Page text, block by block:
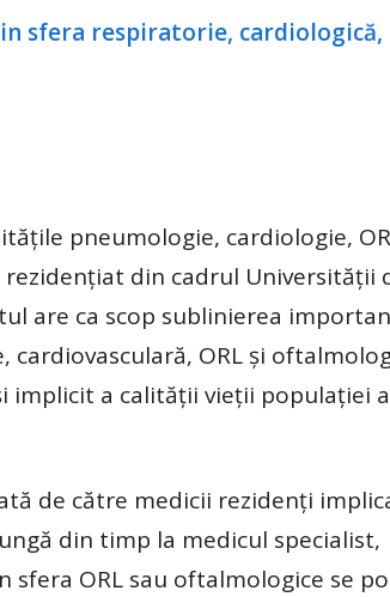
pneumologie, cardiologie,
din cadrul Universităţii
are ca scop sublinierea
ORL şi
implicit a calităţii vieţii populaţiei
de către medicii rezidenţi
din timp la medicul specialist,
ORL sau oftalmologice se